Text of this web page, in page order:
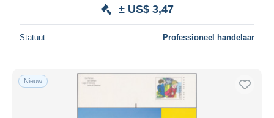
± US$ 3,47
Statuut Professioneel handelaar
Nieuw